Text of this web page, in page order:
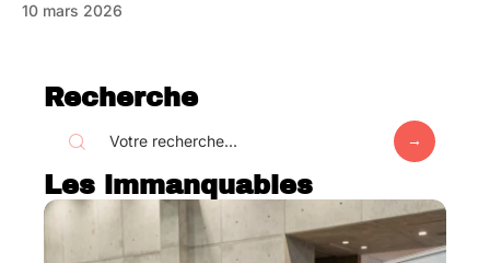
10 mars 2026
Recherche
Les immanquables